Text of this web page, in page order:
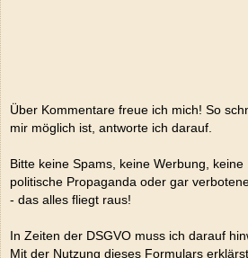
Über Kommentare freue ich mich! So
mir möglich ist, antworte ich darauf.
Bitte keine Spams, keine Werbung, keine
politische Propaganda oder gar
- das alles fliegt raus!
In Zeiten der DSGVO muss ich darauf
Mit der Nutzung dieses Formulars